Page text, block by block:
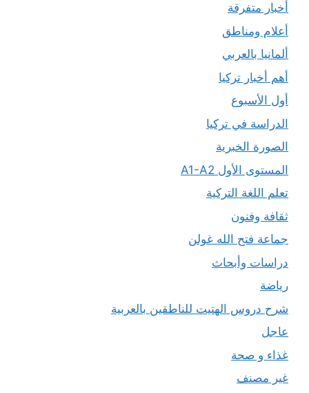
أخبار متفرقة
أعلام ومناطق
ألمانيا بالعربي
أهم أخبار تركيا
أول الأسبوع
الدراسة في تركيا
الصورة الخبرية
المستوى الأول A1-A2
تعلم اللغة التركية
ثقافة وفنون
جماعة فتح الله غولن
دراسات وأبحاث
رياضة
شرح دروس الهتيت للناطقين بالعربية
عاجل
غذاء و صحة
غير مصنف